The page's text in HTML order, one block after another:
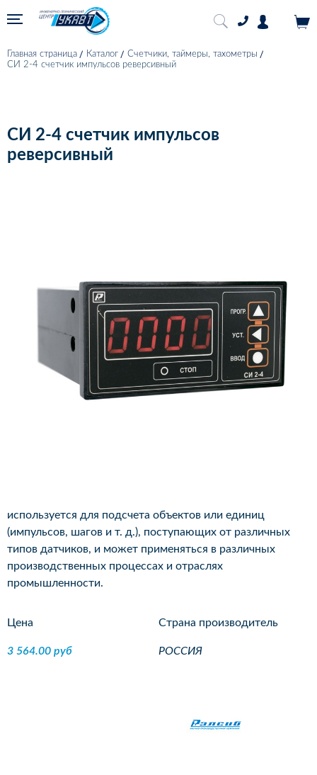
Главная страница Каталог
Счетчики, таймеры, тахометры
СИ 2-4 счетчик импульсов реверсивный
СИ 2-4 счетчик импульсов
реверсивный
используется для подсчета объектов или единиц
(импульсов, шагов и т. д.), поступающих от различных
типов датчиков, и может применяться в различных
производственных процессах и отраслях
промышленности.
Цена
3 564.00 руб
Страна производитель
РОССИЯ